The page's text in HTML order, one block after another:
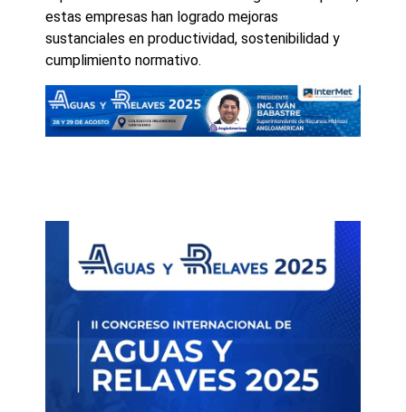
estas empresas han logrado mejoras
sustanciales en productividad, sostenibilidad y
cumplimiento normativo.